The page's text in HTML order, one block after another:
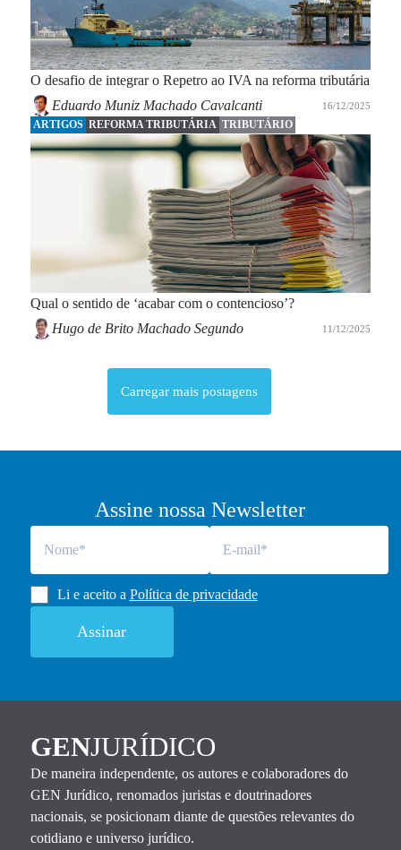
O desafio de integrar o Repetro ao IVA na reforma tributária
Eduardo Muniz Machado Cavalcanti
16/12/2025
ARTIGOS REFORMA TRIBUTÁRIA TRIBUTÁRIO
Qual o sentido de ‘acabar com o contencioso’?
Hugo de Brito Machado Segundo
11/12/2025
Carregar mais postagens
Assine nossa Newsletter
Li e aceito a Política de privacidade
GENJURÍDICO
De maneira independente, os autores e colaboradores do
GEN Jurídico, renomados juristas e doutrinadores
nacionais, se posicionam diante de questões relevantes do
cotidiano e universo jurídico.